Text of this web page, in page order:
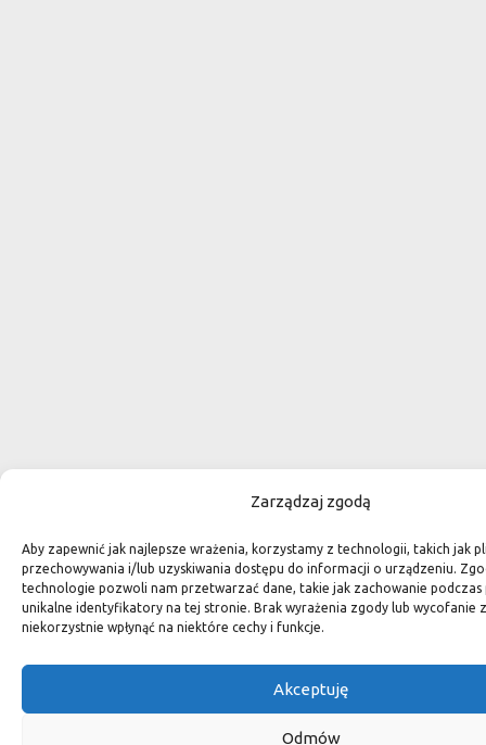
Zarządzaj zgodą
Aby zapewnić jak najlepsze wrażenia, korzystamy z technologii, takich jak
przechowywania i/lub uzyskiwania dostępu do informacji o urządzeniu.
technologie pozwoli nam przetwarzać dane, takie jak zachowanie podczas
unikalne identyfikatory na tej stronie. Brak wyrażenia zgody lub wycofanie
niekorzystnie wpłynąć na niektóre cechy i funkcje.
Akceptuję
Odmów